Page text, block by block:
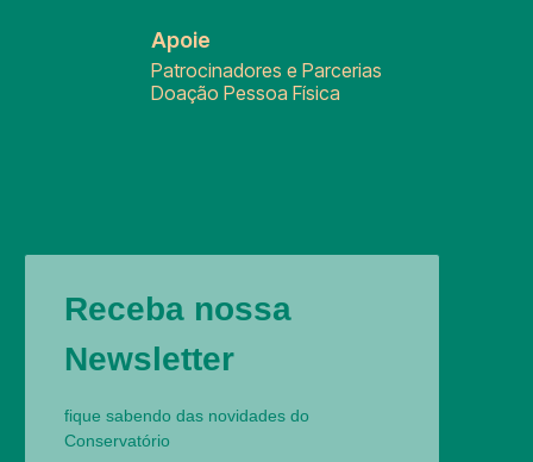
Apoie
Patrocinadores e Parcerias
Doação Pessoa Física